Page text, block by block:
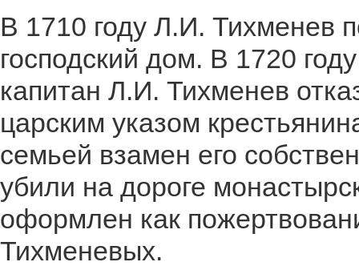
В 1710 году Л.И. Тихменев
господский дом. В 1720
капитан Л.И. Тихменев
царским указом
семьей взамен его
убили на дороге
оформлен как
Тихменевых.